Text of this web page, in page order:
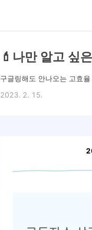
💄나만 알고 싶
구글링해도 안나오는 고효
2023. 2. 15.